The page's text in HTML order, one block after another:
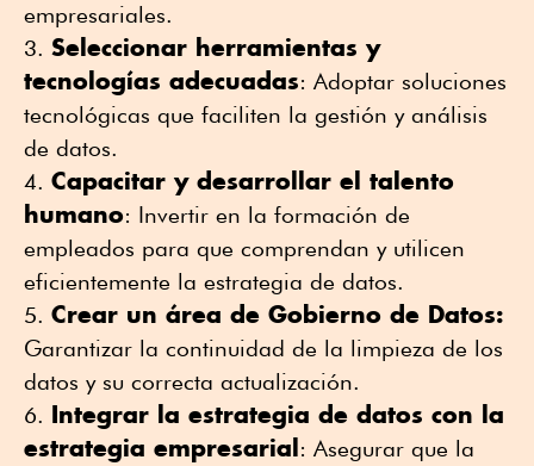
empresariales.
Seleccionar herramientas y
tecnologías adecuadas: Adoptar soluciones
tecnológicas que faciliten la gestión y análisis
de datos.
Capacitar y desarrollar el talento
humano: Invertir en la formación de
empleados para que comprendan y utilicen
eficientemente la estrategia de datos.
Crear un área de Gobierno de Datos:
Garantizar la continuidad de la limpieza de los
datos y su correcta actualización.
Integrar la estrategia de datos con la
estrategia empresarial : Asegurar que la